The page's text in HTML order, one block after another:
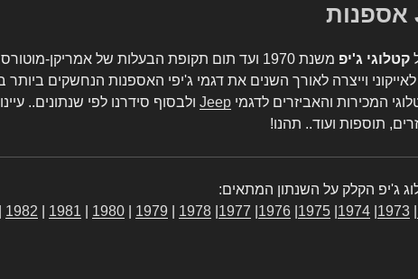
קטלוגי ג'יפ
משנת 1970 ועד תום תקופת הבעלות של אמריקן-
וייצרה לאורך השנים את דגמי ג'יפי האספנות הנחשקים
המכירות והאביזרים לדגמי Jeep ולבסוף סידרנו לפי שנתונים..
תוספות ועוד.. תהנו!
ג'יפ הקלק על השנתון המתאים:
1973
1974
1975
1976
1977
1978
1979
1980
1981
1982